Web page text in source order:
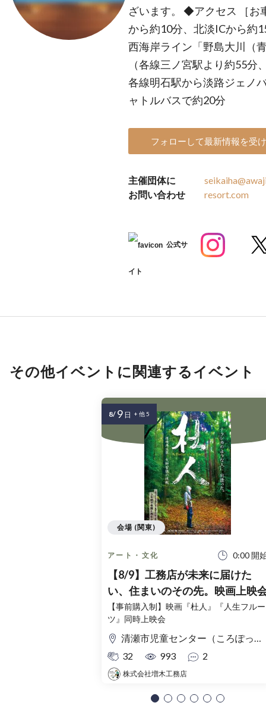
ざいます。 ◆アクセス ［
から約10分、北淡ICから約
西海岸ライン「野島大川（
（各線三ノ宮駅より約55分
各線明石駅から淡路ジェノ
ャトルバスで約20分
フォローして最新情報を受
主催団体に
お問い合わせ
resort.com
公式サ
イト
その他イベントに関連するイベント
アート・文化 0:00 開
【8/9】工務店が未来に届けた
い、住まいのその先。映画上映
【事前購入制】映画『杜人』『人生フルー
ツ』同時上映会
清瀬市児童センター（ころぽっくる）東京都清瀬市中清戸3-235-5
32
993 2
株式会社増木工務店
会場 (関東)
8/ 9 日 + 他 5